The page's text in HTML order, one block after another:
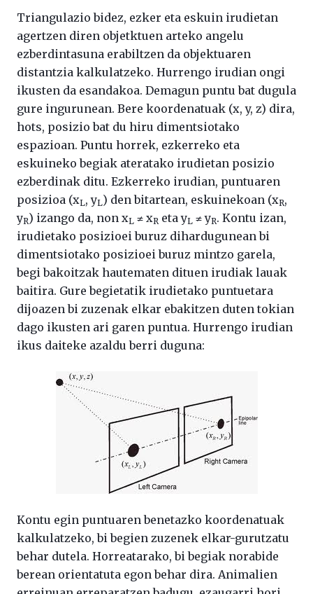
Triangulazio bidez, ezker eta eskuin irudietan
agertzen diren objetktuen arteko angelu
ezberdintasuna erabiltzen da objektuaren
distantzia kalkulatzeko. Hurrengo irudian ongi
ikusten da esandakoa. Demagun puntu bat dugula
gure ingurunean. Bere koordenatuak (x, y, z) dira,
hots, posizio bat du hiru dimentsiotako
espazioan. Puntu horrek, ezkerreko eta
eskuineko begiak ateratako irudietan posizio
ezberdinak ditu. Ezkerreko irudian, puntuaren
posizioa (xL, yL) den bitartean, eskuinekoan (xR,
yR) izango da, non xL ≠ xR eta yL ≠ yR. Kontu izan,
irudietako posizioei buruz dihardugunean bi
dimentsiotako posizioei buruz mintzo garela,
begi bakoitzak hautematen dituen irudiak lauak
baitira. Gure begietatik irudietako puntuetara
dijoazen bi zuzenak elkar ebakitzen duten tokian
dago ikusten ari garen puntua. Hurrengo irudian
ikus daiteke azaldu berri duguna:
Kontu egin puntuaren benetazko koordenatuak
kalkulatzeko, bi begien zuzenek elkar-gurutzatu
behar dutela. Horreatarako, bi begiak norabide
berean orientatuta egon behar dira. Animalien